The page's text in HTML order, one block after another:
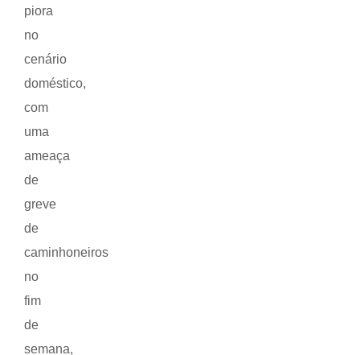
piora
no
cenário
doméstico,
com
uma
ameaça
de
greve
de
caminhoneiros
no
fim
de
semana,